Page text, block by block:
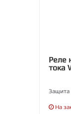
Реле
тока
Защита
На